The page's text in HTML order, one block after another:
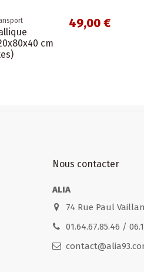
cm
49,00 €
Nous contacter
ALIA
74 Rue Paul
01.64.67.85.46 /